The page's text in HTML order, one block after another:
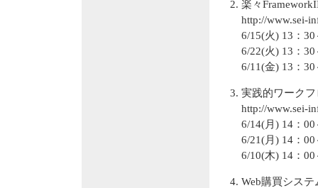
楽々
http://www.sei-
6/15(火) 13：
6/22(火) 13：
6/11(金) 13：
実践的ワーク
http://www.sei-
6/14(月) 14：
6/21(月) 14：
6/10(木) 14：
Web購買シス